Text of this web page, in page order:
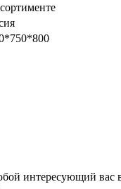
интересующий вас